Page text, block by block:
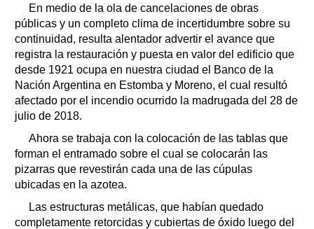
Servicios
Farmacias
Transportes
Loterías
Datos Útiles
Fúnebres
Edictos
En medio de la ola de cancelaciones de obras
públicas y un completo clima de incertidumbre sobre su
continuidad, resulta alentador advertir el avance que
registra la restauración y puesta en valor del edificio que
desde 1921 ocupa en nuestra ciudad el Banco de la
Nación Argentina en Estomba y Moreno, el cual resultó
afectado por el incendio ocurrido la madrugada del 28 de
julio de 2018.
Ahora se trabaja con la colocación de las tablas que
forman el entramado sobre el cual se colocarán las
pizarras que revestirán cada una de las cúpulas
ubicadas en la azotea.
Las estructuras metálicas, que habían quedado
completamente retorcidas y cubiertas de óxido luego del